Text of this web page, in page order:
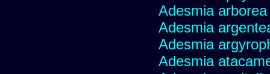
Adesmia arborea
Adesmia
Adesmia
Adesmia